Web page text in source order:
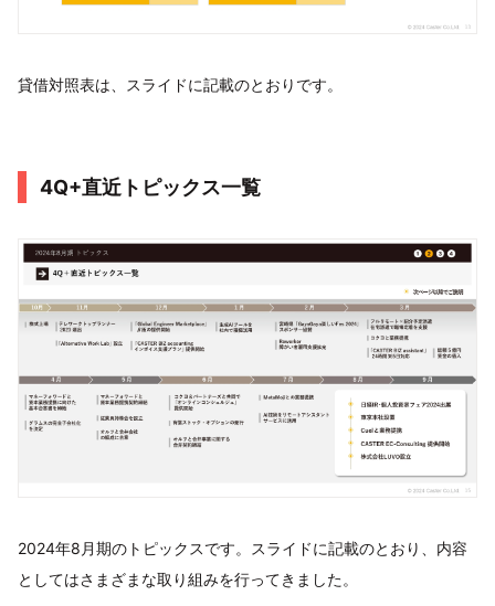
貸借対照表は、スライドに記載のとおりです。
4Q+直近トピックス一覧
2024年8月期のトピックスです。スライドに記載のとおり、内容
としてはさまざまな取り組みを行ってきました。